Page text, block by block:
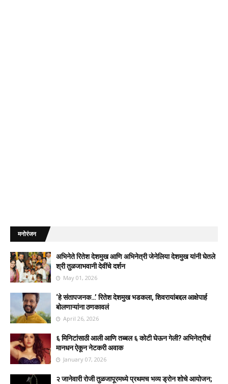
मनोरंजन
अभिनेते रितेश देशमुख आणि अभिनेत्री जेनेलिया देशमुख यांनी घेतले
श्री तुळजाभवानी देवींचे दर्शन
May 01, 2026
‘हे संतापजनक…’ रितेश देशमुख भडकला, शिवरायांबद्दल आक्षेपार्ह
बोलणाऱ्यांना ठणकावलं
April 26, 2026
६ मिनिटांसाठी आली आणि तब्बल ६ कोटी घेऊन गेली? अभिनेत्रीचं
मानधन ऐकून नेटकरी अवाक
January 07, 2026
२ जानेवारी रोजी तुळजापूरमध्ये प्रथमच भव्य ड्रोन शोचे आयोजन;